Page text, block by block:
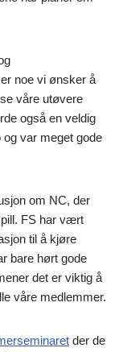
noe vi ønsker å
våre utøvere
også en veldig
og var meget gode
om NC, der
FS har vært
til å kjøre
bare hørt gode
det er viktig å
våre medlemmer.
der de